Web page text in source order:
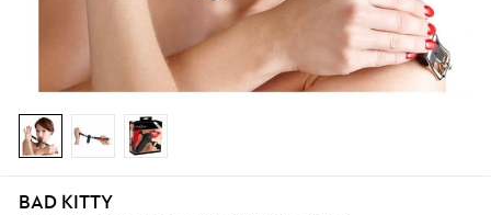
BAD KITTY